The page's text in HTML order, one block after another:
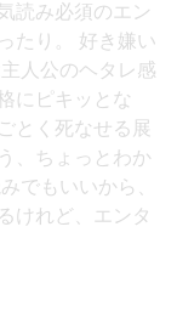
読み必須のエン
たり。 好き嫌い
人公のヘタレ感
にピキッとな
とく死なせる展
、ちょっとわか
でもいいから、
けれど、エンタ